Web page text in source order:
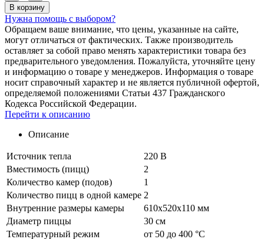
В корзину
Нужна помощь с выбором?
Обращаем ваше внимание, что цены, указанные на сайте,
могут отличаться от фактических. Также производитель
оставляет за собой право менять характеристики товара без
предварительного уведомления. Пожалуйста, уточняйте цену
и информацию о товаре у менеджеров. Информация о товаре
носит справочный характер и не является публичной офертой,
определяемой положениями Статьи 437 Гражданского
Кодекса Российской Федерации.
Перейти к описанию
Описание
Источник тепла
220 В
Вместимость (пицц)
2
Количество камер (подов)
1
Количество пицц в одной камере 2
Внутренние размеры камеры
610х520х110 мм
Диаметр пиццы
30 см
Температурный режим
от 50 до 400 °С